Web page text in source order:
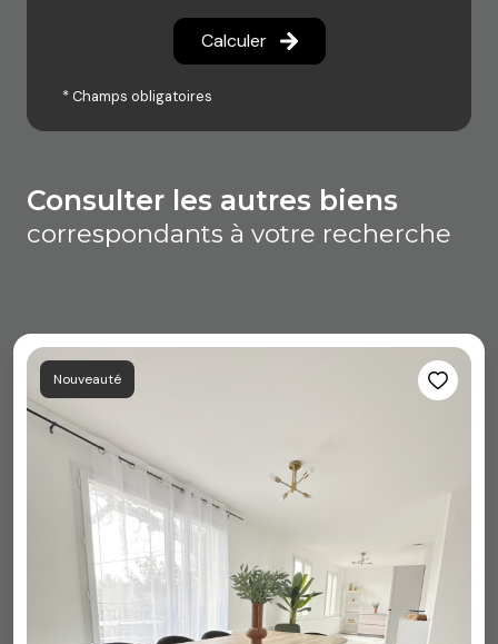
Calculer
* Champs obligatoires
consulter les autres biens
correspondants à votre recherche
Nouveauté